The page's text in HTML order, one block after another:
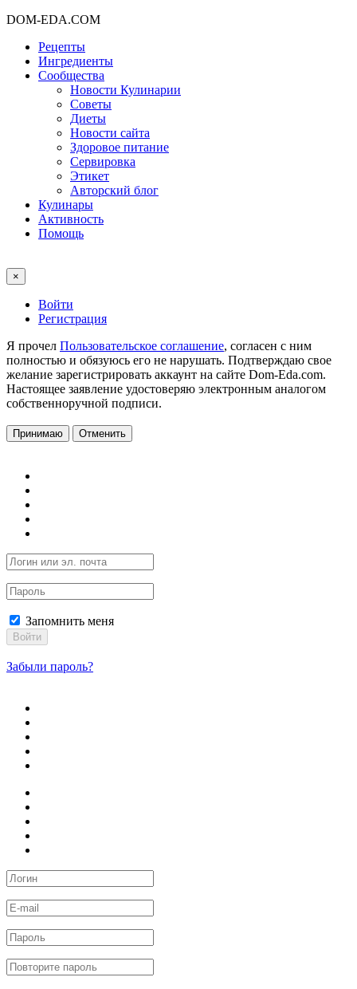
DOM-EDA.COM
Рецепты
Ингредиенты
Сообщества
Новости Кулинарии
Советы
Диеты
Новости сайта
Здоровое питание
Сервировка
Этикет
Авторский блог
Кулинары
Активность
Помощь
×
Войти
Регистрация
Я прочел Пользовательское соглашение, согласен с ним
полностью и обязуюсь его не нарушать. Подтверждаю свое
желание зарегистрировать аккаунт на сайте Dom-Eda.com.
Настоящее заявление удостоверяю электронным аналогом
собственноручной подписи.
Принимаю Отменить
Запомнить меня
Войти
Забыли пароль?